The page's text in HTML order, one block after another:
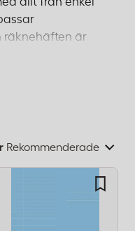
räknehäften är
Beställ före